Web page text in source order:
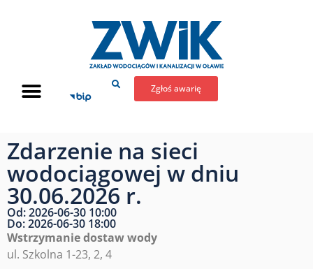
Zgłoś awarię
Zdarzenie na sieci
wodociągowej w dniu
30.06.2026 r.
Od: 2026-06-30 10:00
Do: 2026-06-30 18:00
Wstrzymanie dostaw wody
ul. Szkolna 1-23, 2, 4